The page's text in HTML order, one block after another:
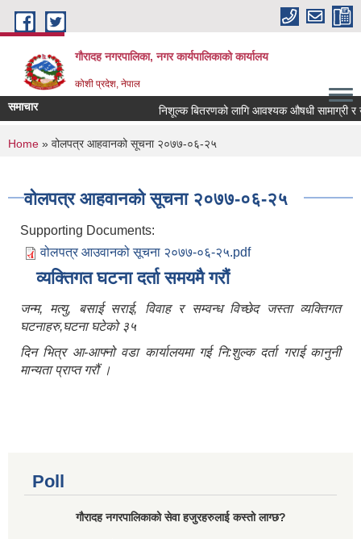
Skip to main content
गौरादह नगरपालिका, नगर कार्यपालिकाको कार्यालय
कोशी प्रदेश, नेपाल
समाचार निशूल्क बितरणको लागि आवश्यक ‍औषधी सामाग्री
You are here
Home » वोलपत्र आहवानको सूचना २०७७-०६-२५
वोलपत्र आहवानको सूचना २०७७-०६-२५
Supporting Documents:
वोलपत्र आउवानको सूचना २०७७-०६-२५.pdf
व्यक्तिगत घटना दर्ता समयमै गरौं
जन्म, मत्यु, बसाई सराई, विवाह र सम्वन्ध विच्छेद जस्ता व्यक्तिगत
घटनाहरु,घटना घटेको ३५
दिन भित्र आ-आफ्नो वडा कार्यालयमा गई नि:शुल्क दर्ता गराई कानुनी
मान्यता प्राप्त गरौं ।
Poll
गौरादह नगरपालिकाको सेवा हजुरहरुलाई कस्तो लाग्छ?